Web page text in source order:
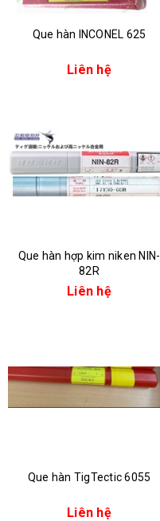
Que hàn INCONEL 625
Liên hệ
Que hàn hợp kim niken NIN-
82R
Liên hệ
Que hàn TigTectic 6055
Liên hệ